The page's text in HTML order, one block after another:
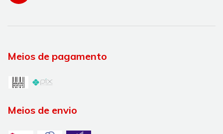
Meios de pagamento
Meios de envio